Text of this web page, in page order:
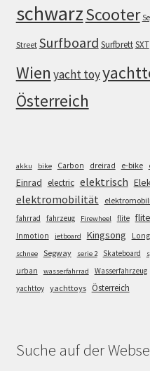
schwarzScooter
Street Surfboard SurfbrettSXT
Wien yacht toy
Österreich
akku bike Carbon dreirad e-bike
Einrad electric elektrisch
elektromobilität
fahrrad
fahrzeug Firewheel flite
Inmotion jetboard Kingsong
schnee Segway serie 2 Skateboard
urban wasserfahrrad Wasserfahrzeug
yachttoy yachttoys Österreich
Suche auf der